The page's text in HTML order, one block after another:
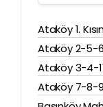
Ataköy 1.
Ataköy 2-5-
Ataköy 3-4-
Ataköy 7-8-